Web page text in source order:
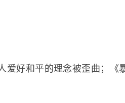
爱好和平的理念被歪曲；《